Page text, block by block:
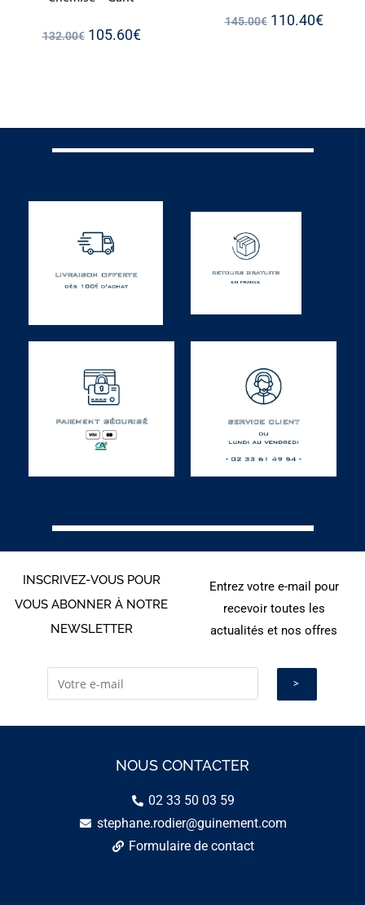
132.00€ 105.60€
145.00€ 110.40€
INSCRIVEZ-VOUS POUR
VOUS ABONNER À NOTRE
NEWSLETTER
Entrez votre e-mail pour
recevoir toutes les
actualités et nos offres
NOUS CONTACTER
02 33 50 03 59
stephane.rodier@guinement.com
Formulaire de contact